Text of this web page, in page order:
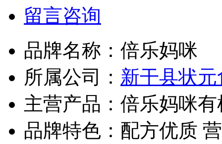
留言咨询
品牌名称： 倍乐妈咪
所属公司： 新干县状
主营产品： 倍乐妈咪
品牌特色： 配方优质